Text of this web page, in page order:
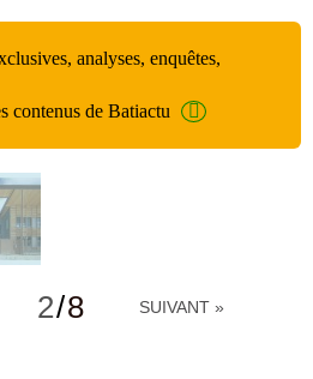
analyses, enquêtes,
contenus de Batiactu
2/8 SUIVANT »